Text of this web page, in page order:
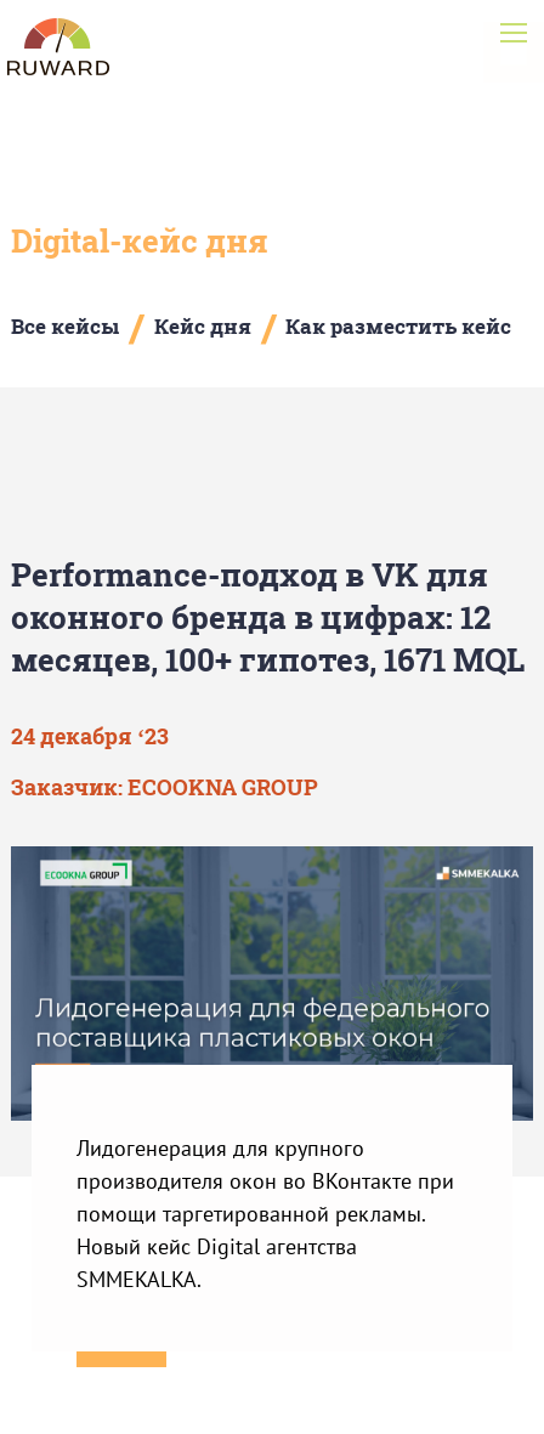
Digital-кейс дня
Все кейсы / Кейс дня / Как разместить кейс
Performance-подход в VK для
оконного бренда в цифрах: 12
месяцев, 100+ гипотез, 1671 MQL
24 декабря ‘23
Заказчик: ECOOKNA GROUP
Лидогенерация для крупного
производителя окон во ВКонтакте при
помощи таргетированной рекламы.
Новый кейс Digital агентства
SMMEKALKA.